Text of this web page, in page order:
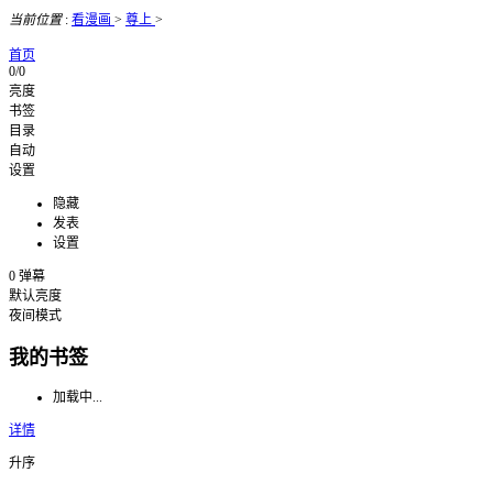
当前位置: 看漫画 > 尊上 >
首页
0/0
亮度
书签
目录
自动
设置
隐藏
发表
设置
0 弹幕
默认亮度
夜间模式
我的书签
加载中...
详情
升序